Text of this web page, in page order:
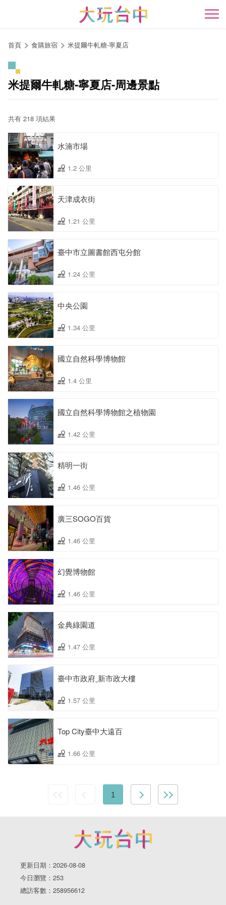
開
首頁 食購旅宿 米提爾牛軋糖-寧夏店
米提爾牛軋糖-寧夏店-周邊景點
共有 218 項結果
水湳市場
1.2 公里
天津成衣街
1.21 公里
臺中市立圖書館西屯分館
1.24 公里
中央公園
1.34 公里
國立自然科學博物館
1.4 公里
國立自然科學博物館之植物園
1.42 公里
精明一街
1.46 公里
廣三SOGO百貨
1.46 公里
幻覺博物館
1.46 公里
金典綠園道
1.47 公里
臺中市政府ˍ新市政大樓
1.57 公里
Top City臺中大遠百
1.66 公里
1
更新日期：2026-08-08
今日瀏覽：253
總訪客數：258956612